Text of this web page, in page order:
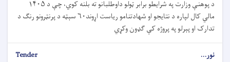
د پوهنې وزارت په شرایطو برابر ټولو داوطلبانو ته بلنه کوي، چې د ۱۴۰۵
مالي کال لپاره د نتایجو او شهادتنامو ریاست اړوند۶۰ سېټه د پرنټرونو رنګ د
تدارک او پېرلو په پروژه کې ګډون وکړي
نور... Tender